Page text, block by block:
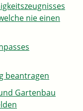
nie einen
beantragen
Gartenbau